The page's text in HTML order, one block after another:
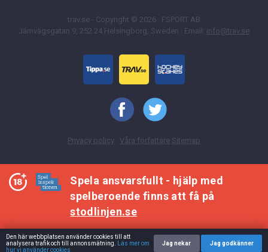
trav.se - Copyright © 2026 · FSPORT AB
Järnvägsgatan 9, 252 24 Helsingborg, Sweden · Email: info@trav.se
Privacy policy · Våra författare Sitemap
Spela ansvarsfullt - hjälp med
spelberoende finns att få på
stodlinjen.se
Den här webbplatsen använder cookies till att
analysera trafik och till annonsmätning.
Läs mer om
hur vi använder cookies
Jag nekar Jag godkänner